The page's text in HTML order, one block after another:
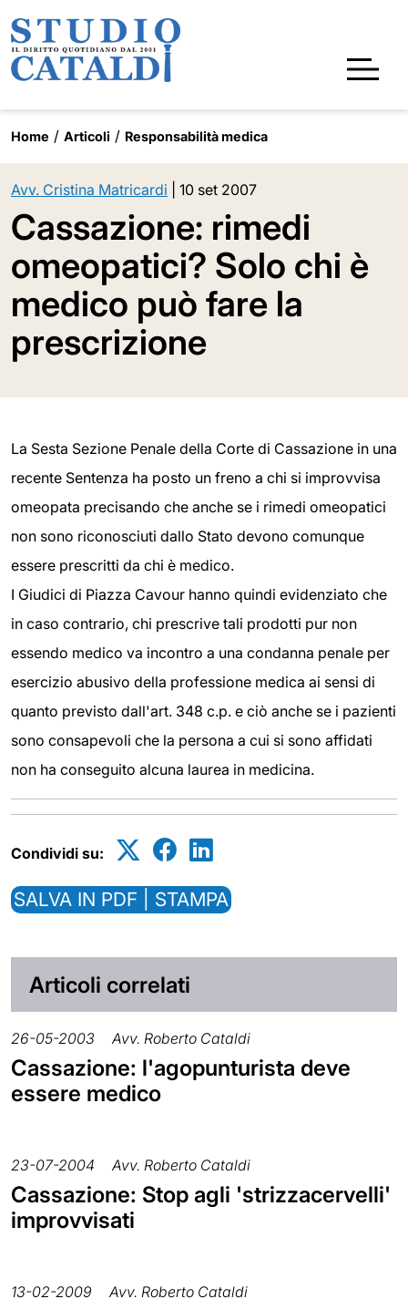
Home Articoli Responsabilità medica
Avv. Cristina Matricardi 10 set 2007
Cassazione: rimedi
omeopatici? Solo chi è
medico può fare la
prescrizione
La Sesta Sezione Penale della Corte di Cassazione in una
recente Sentenza ha posto un freno a chi si improvvisa
omeopata precisando che anche se i rimedi omeopatici
non sono riconosciuti dallo Stato devono comunque
essere prescritti da chi è medico.
I Giudici di Piazza Cavour hanno quindi evidenziato che
in caso contrario, chi prescrive tali prodotti pur non
essendo medico va incontro a una condanna penale per
esercizio abusivo della professione medica ai sensi di
quanto previsto dall'art. 348 c.p. e ciò anche se i pazienti
sono consapevoli che la persona a cui si sono affidati
non ha conseguito alcuna laurea in medicina.
Condividi su:
SALVA IN PDF | STAMPA
Articoli correlati
26-05-2003 Avv. Roberto Cataldi
Cassazione: l'agopunturista deve
essere medico
23-07-2004 Avv. Roberto Cataldi
Cassazione: Stop agli 'strizzacervelli'
improvvisati
13-02-2009 Avv. Roberto Cataldi